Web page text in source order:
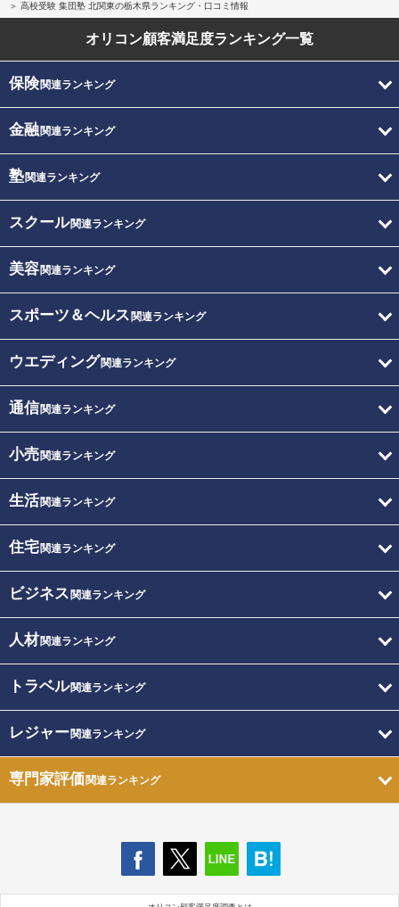
高校受験 集団塾 北関東の栃木県ランキング・口コミ情報
オリコン顧客満足度ランキング一覧
保険関連ランキング
金融関連ランキング
塾関連ランキング
スクール関連ランキング
美容関連ランキング
スポーツ＆ヘルス 関連ランキング
ウエディング関連ランキング
通信関連ランキング
小売関連ランキング
生活関連ランキング
住宅関連ランキング
ビジネス 関連ランキング
人材関連ランキング
トラベル関連ランキング
レジャー関連ランキング
専門家評価関連ランキング